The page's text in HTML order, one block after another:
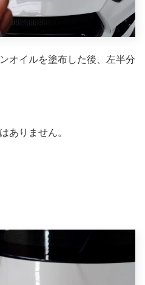
オイルを塗布した後、左半分
ありません。